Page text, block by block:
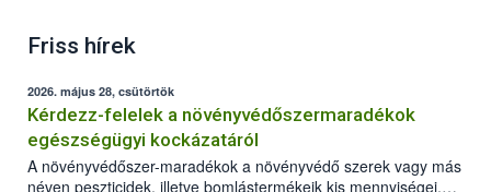
Friss hírek
2026. május 28, csütörtök
Kérdezz-felelek a növényvédőszermaradékok
egészségügyi kockázatáról
A növényvédőszer-maradékok a növényvédő szerek vagy más
néven peszticidek, illetve bomlástermékeik kis mennyiségei,